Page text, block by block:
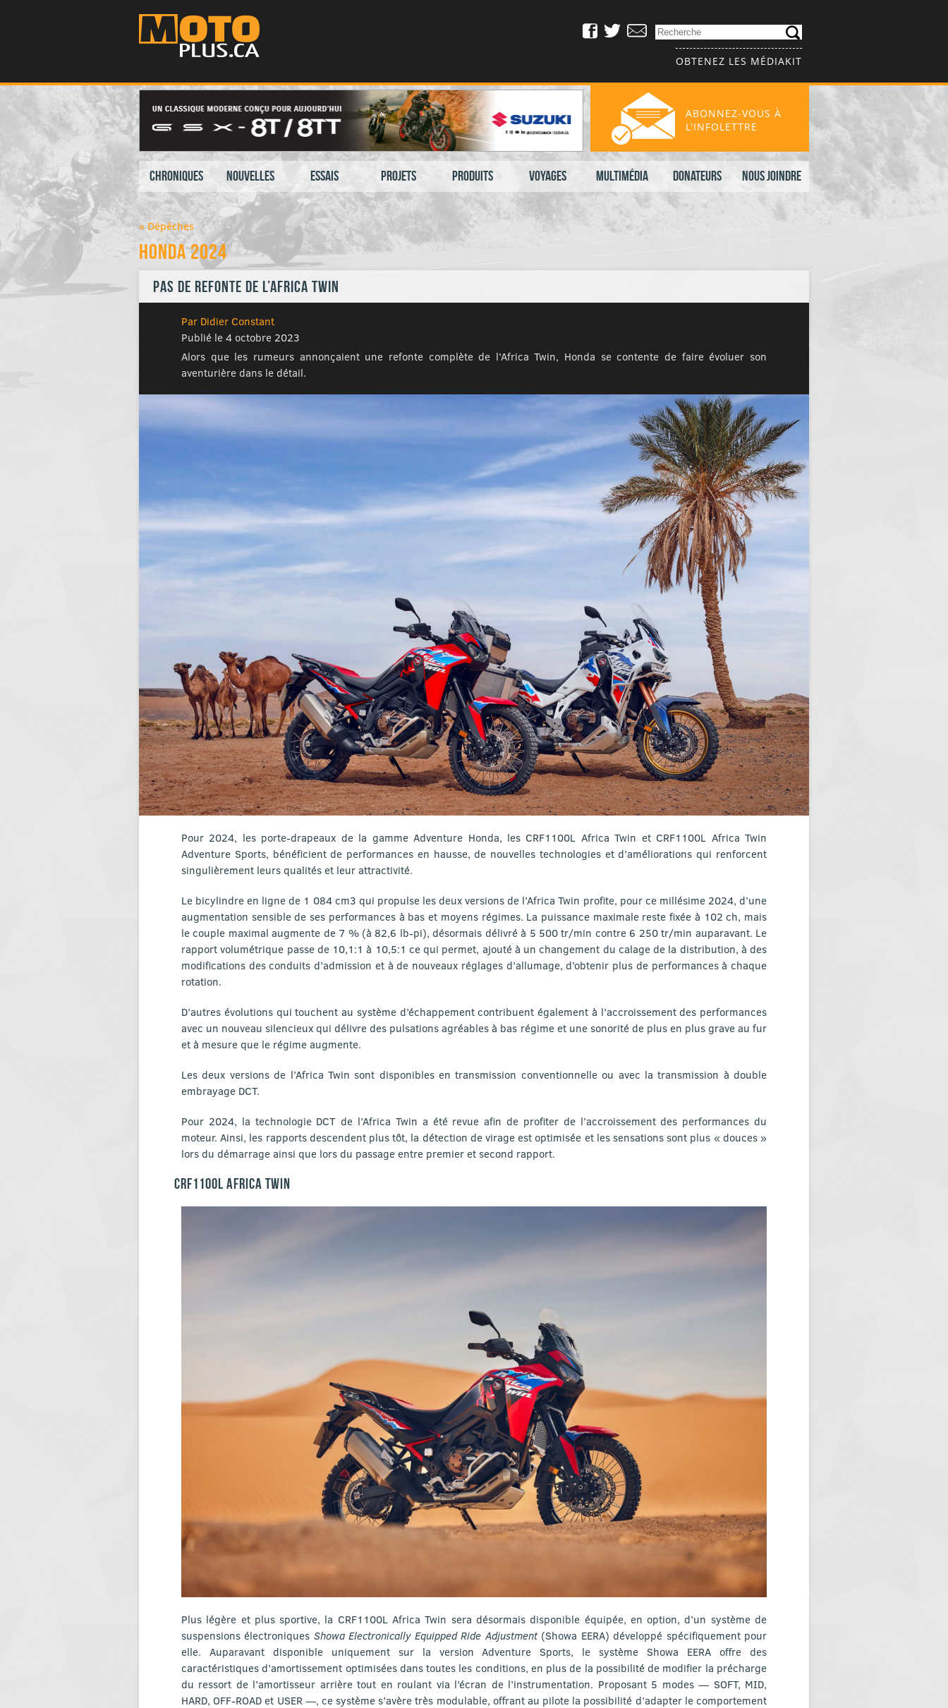
OBTENEZ LES MÉDIAKIT
Chroniques Nouvelles Essais Projets Produits Voyages Multimédia Donateurs Nous joindre
ABONNEZ-VOUS À
L'INFOLETTRE
« Dépêches
Honda 2024
Pas de refonte de l’Africa Twin
Par Didier Constant
Publié le 4 octobre 2023
Alors que les rumeurs annonçaient une refonte complète de l’Africa Twin, Honda se contente de faire évoluer son
aventurière dans le détail.
Pour 2024, les porte-drapeaux de la gamme Adventure Honda, les CRF1100L Africa Twin et CRF1100L Africa Twin
Adventure Sports, bénéficient de performances en hausse, de nouvelles technologies et d’améliorations qui renforcent
singulièrement leurs qualités et leur attractivité.
Le bicylindre en ligne de 1 084 cm3 qui propulse les deux versions de l’Africa Twin profite, pour ce millésime 2024, d’une
augmentation sensible de ses performances à bas et moyens régimes. La puissance maximale reste fixée à 102 ch, mais
le couple maximal augmente de 7 % (à 82,6 lb-pi), désormais délivré à 5 500 tr/min contre 6 250 tr/min auparavant. Le
rapport volumétrique passe de 10,1:1 à 10,5:1 ce qui permet, ajouté à un changement du calage de la distribution, à des
modifications des conduits d’admission et à de nouveaux réglages d’allumage, d’obtenir plus de performances à chaque
rotation.
D’autres évolutions qui touchent au système d’échappement contribuent également à l’accroissement des performances
avec un nouveau silencieux qui délivre des pulsations agréables à bas régime et une sonorité de plus en plus grave au fur
et à mesure que le régime augmente.
Les deux versions de l’Africa Twin sont disponibles en transmission conventionnelle ou avec la transmission à double
embrayage DCT.
Pour 2024, la technologie DCT de l’Africa Twin a été revue afin de profiter de l’accroissement des performances du
moteur. Ainsi, les rapports descendent plus tôt, la détection de virage est optimisée et les sensations sont plus « douces »
lors du démarrage ainsi que lors du passage entre premier et second rapport.
CRF1100L AFRICA TWIN
Plus légère et plus sportive, la CRF1100L Africa Twin sera désormais disponible équipée, en option, d’un système de
suspensions électroniques Showa Electronically Equipped Ride Adjustment(Showa EERA) développé spécifiquement pour
elle. Auparavant disponible uniquement sur la version Adventure Sports, le système Showa EERA offre des
caractéristiques d’amortissement optimisées dans toutes les conditions, en plus de la possibilité de modifier la précharge
du ressort de l’amortisseur arrière tout en roulant via l’écran de l’instrumentation. Proposant 5 modes — SOFT, MID,
HARD, OFF-ROAD et USER —, ce système s’avère très modulable, offrant au pilote la possibilité d’adapter le comportement